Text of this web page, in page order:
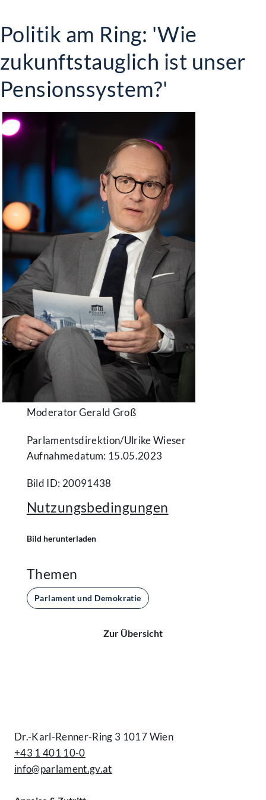
Politik am Ring: 'Wie
zukunftstauglich ist unser
Pensionssystem?'
Moderator Gerald Groß
Parlamentsdirektion/​Ulrike Wieser
Aufnahmedatum: 15.05.2023
Bild ID: 20091438
Nutzungsbedingungen
Bild herunterladen
Themen
Parlament und Demokratie
Zur Übersicht
Dr.-Karl-Renner-Ring 3 1017 Wien
+43 1 401 10-0
info@parlament.gv.at